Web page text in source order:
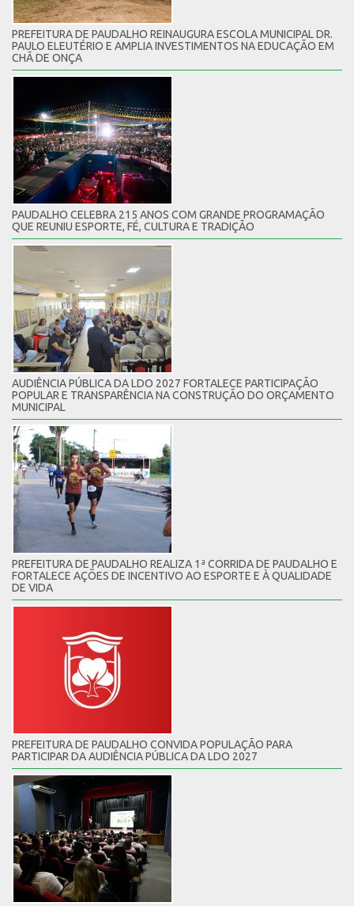
PREFEITURA DE PAUDALHO REINAUGURA ESCOLA MUNICIPAL DR.
PAULO ELEUTÉRIO E AMPLIA INVESTIMENTOS NA EDUCAÇÃO EM
CHÃ DE ONÇA
PAUDALHO CELEBRA 215 ANOS COM GRANDE PROGRAMAÇÃO
QUE REUNIU ESPORTE, FÉ, CULTURA E TRADIÇÃO
AUDIÊNCIA PÚBLICA DA LDO 2027 FORTALECE PARTICIPAÇÃO
POPULAR E TRANSPARÊNCIA NA CONSTRUÇÃO DO ORÇAMENTO
MUNICIPAL
PREFEITURA DE PAUDALHO REALIZA 1ª CORRIDA DE PAUDALHO E
FORTALECE AÇÕES DE INCENTIVO AO ESPORTE E À QUALIDADE
DE VIDA
PREFEITURA DE PAUDALHO CONVIDA POPULAÇÃO PARA
PARTICIPAR DA AUDIÊNCIA PÚBLICA DA LDO 2027